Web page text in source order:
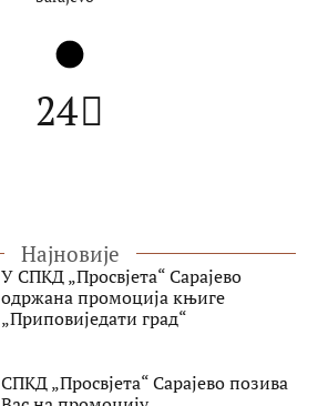
24
Најновије
У СПКД „Просвјета“ Сарајево
одржана промоција књиге
„Приповиједати град“
СПКД „Просвјета“ Сарајево позива